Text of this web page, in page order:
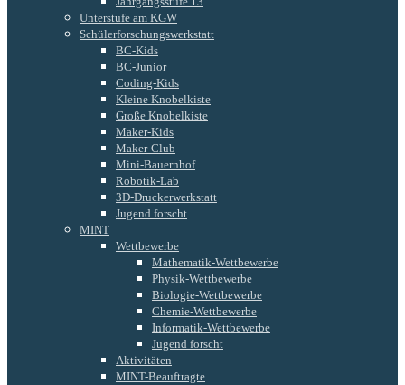
Unterstufe am KGW
Schülerforschungswerkstatt
BC-Kids
BC-Junior
Coding-Kids
Kleine Knobelkiste
Große Knobelkiste
Maker-Kids
Maker-Club
Mini-Bauernhof
Robotik-Lab
3D-Druckerwerkstatt
Jugend forscht
MINT
Wettbewerbe
Mathematik-Wettbewerbe
Physik-Wettbewerbe
Biologie-Wettbewerbe
Chemie-Wettbewerbe
Informatik-Wettbewerbe
Jugend forscht
Aktivitäten
MINT-Beauftragte